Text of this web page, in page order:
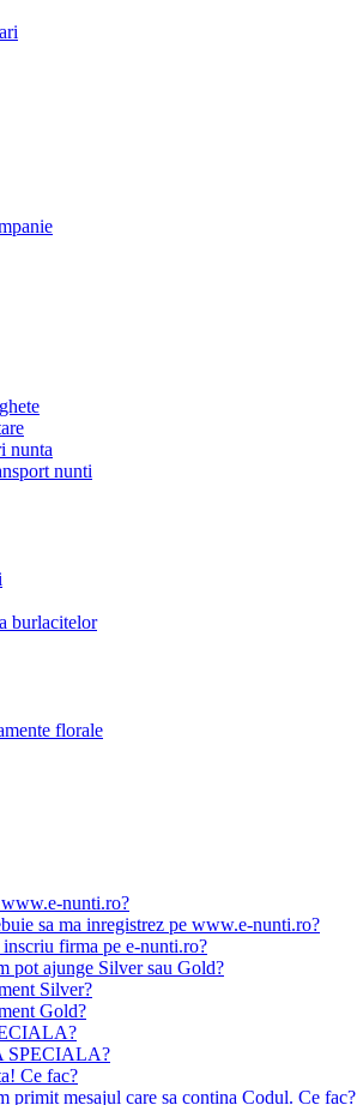
nunta
nunti
burlacitelor
florale
www.e-nunti.ro?
sa ma inregistrez pe www.e-nunti.ro?
firma pe e-nunti.ro?
pot ajunge Silver sau Gold?
Silver?
Gold?
SPECIALA?
Ce fac?
primit mesajul care sa contina Codul. Ce fac?